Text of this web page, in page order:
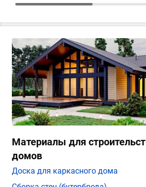
Материалы для
домов
Доска для каркасного дома